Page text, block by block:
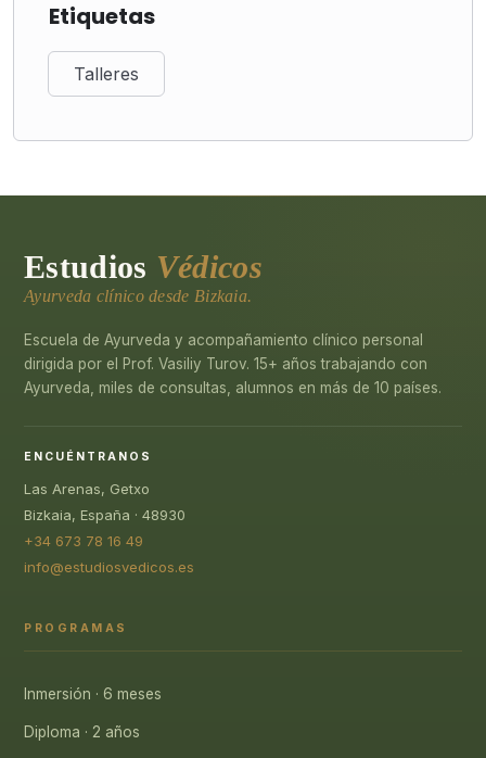
Etiquetas
Talleres
Estudios Védicos
Ayurveda clínico desde Bizkaia.
Escuela de Ayurveda y acompañamiento clínico personal
dirigida por el Prof. Vasiliy Turov. 15+ años trabajando con
Ayurveda, miles de consultas, alumnos en más de 10 países.
ENCUÉNTRANOS
Las Arenas, Getxo
Bizkaia, España · 48930
+34 673 78 16 49
info@estudiosvedicos.es
PROGRAMAS
Inmersión · 6 meses
Diploma · 2 años